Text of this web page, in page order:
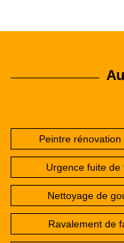
Peintre
Urgence fuite
Nettoyage de
Ravalement de